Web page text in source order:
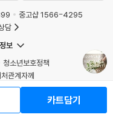
카트담기
중고샵 1566-4295
담
보
청소년보호정책
관계자께
Reserved.